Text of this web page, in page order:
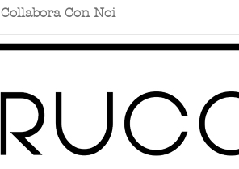
Collabora Con Noi